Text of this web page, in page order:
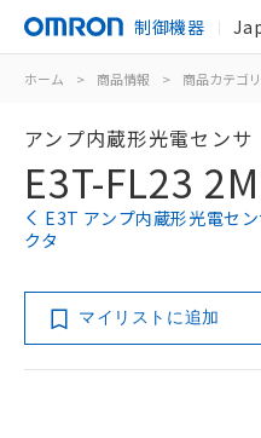
制御機器
ホーム > 商品情報 > 商品カテゴリ
アンプ内蔵形光電センサ
E3T-FL23 2M
E3T アンプ内蔵形光電セ
クタ
マイリストに追加